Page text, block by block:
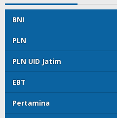
BNI
PLN
PLN UID Jatim
EBT
Pertamina